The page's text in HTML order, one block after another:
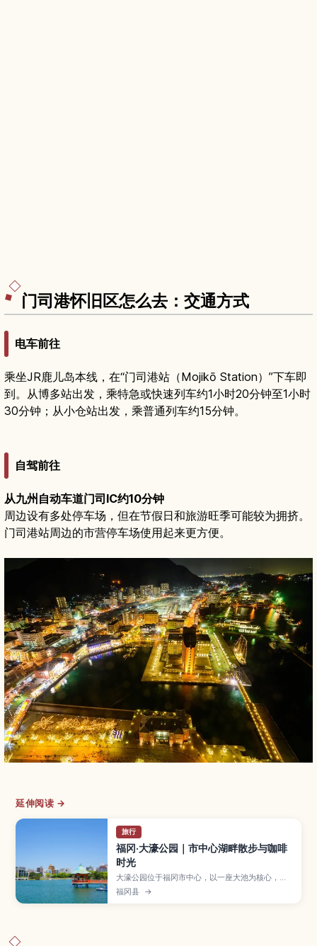
门司港怀旧区怎么去：交通方式
电车前往
乘坐JR鹿儿岛本线，在“门司港站（Mojikō Station）”下车即
到。从博多站出发，乘特急或快速列车约1小时20分钟至1小时
30分钟；从小仓站出发，乘普通列车约15分钟。
自驾前往
从九州自动车道门司IC约10分钟
周边设有多处停车场，但在节假日和旅游旺季可能较为拥挤。
门司港站周边的市营停车场使用起来更方便。
延伸阅读 →
旅行
福冈·大濠公园｜市中心湖畔散步与咖啡
时光
大濠公园位于福冈市中心，以一座大池为核心，是
当地居民与游客都喜爱的城市绿洲。文章将介绍环
湖步道与慢跑路线、脚踏船等水上活动、园内的福
福冈县 →